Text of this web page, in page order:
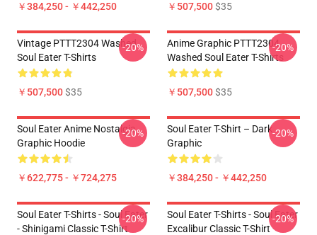
￥384,250 - ￥442,250 ￥507,500$35
Vintage PTTT2304 Washed
Soul Eater T-Shirts
￥507,500$35
-20%
Anime Graphic PTTT2304
Washed Soul Eater T-Shirts
￥507,500$35
-20%
Soul Eater Anime Nostalgia
Graphic Hoodie
￥622,775 - ￥724,275
-20%
Soul Eater T-Shirt – Dark
Graphic
￥384,250 - ￥442,250
-20%
Soul Eater T-Shirts - Soul Eater
- Shinigami Classic T-Shirt
-20%
Soul Eater T-Shirts - Soul Eater
Excalibur Classic T-Shirt
-20%